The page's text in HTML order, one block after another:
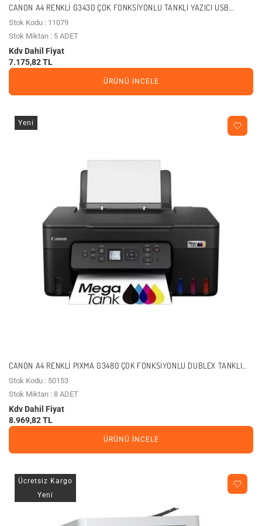
CANON A4 RENKLI G3430 ÇOK FONKSIYONLU TANKLI YAZICI USB
2.0,KABLOSUZ
Stok Kodu : 11079
Stok Miktarı : 5 ADET
Kdv Dahil Fiyat
7.175,82 TL
ÜRÜNÜ İNCELE
Yeni
CANON A4 RENKLI PIXMA G3480 ÇOK FONKSIYONLU DUBLEX TANKLI
YAZICI USB 2.0,KABLOSUZ
Stok Kodu : 50153
Stok Miktarı : 8 ADET
Kdv Dahil Fiyat
8.969,82 TL
ÜRÜNÜ İNCELE
Ücretsiz Kargo
Yeni